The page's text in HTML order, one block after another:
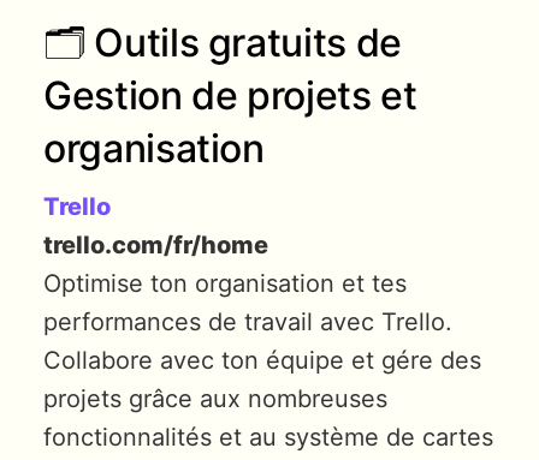
🗂 Outils gratuits de
Gestion de projets et
organisation
Trello
trello.com/fr/home
Optimise ton organisation et tes
performances de travail avec Trello.
Collabore avec ton équipe et gére des
projets grâce aux nombreuses
fonctionnalités et au système de cartes